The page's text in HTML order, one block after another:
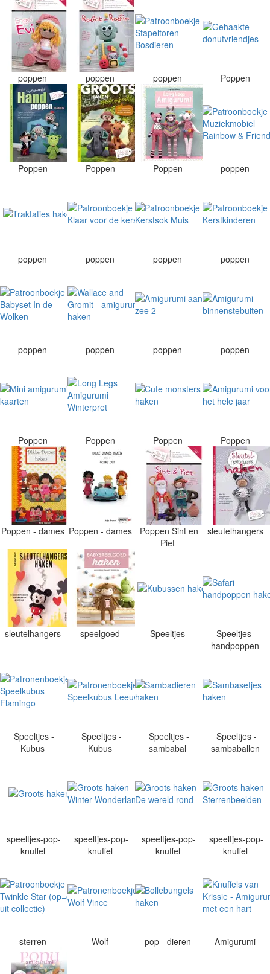
poppen poppen poppen Poppen
Poppen Poppen Poppen poppen
poppen poppen poppen poppen
poppen poppen poppen poppen
Poppen Poppen Poppen Poppen
Poppen - dames Poppen - dames
Poppen Sint en
Piet
sleutelhangers
sleutelhangers speelgoed Speeltjes
Speeltjes -
handpoppen
Speeltjes -
Kubus
Speeltjes -
Kubus
Speeltjes -
sambabal
Speeltjes -
sambaballen
speeltjes-pop-
knuffel
speeltjes-pop-
knuffel
speeltjes-pop-
knuffel
speeltjes-pop-
knuffel
sterren Wolf pop - dieren Amigurumi